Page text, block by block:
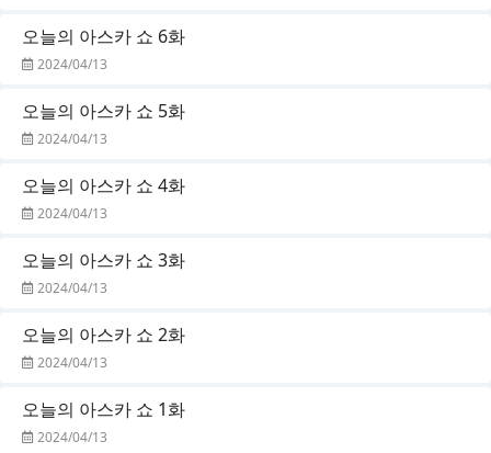
오늘의 아스카 쇼 6화
2024/04/13
오늘의 아스카 쇼 5화
2024/04/13
오늘의 아스카 쇼 4화
2024/04/13
오늘의 아스카 쇼 3화
2024/04/13
오늘의 아스카 쇼 2화
2024/04/13
오늘의 아스카 쇼 1화
2024/04/13